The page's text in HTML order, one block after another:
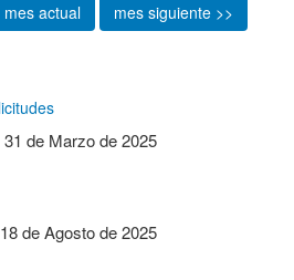
mes actual mes siguiente >>
31 de Marzo de 2025
de Agosto de 2025